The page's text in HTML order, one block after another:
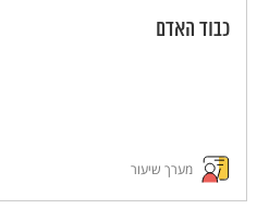
כבוד האדם
מערך שיעור